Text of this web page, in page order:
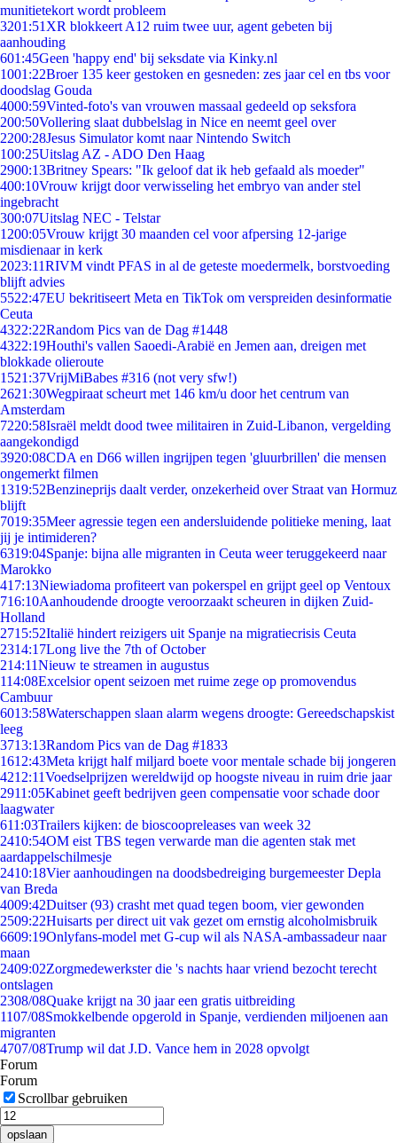
munitietekort wordt probleem
3201:51 XR blokkeert A12 ruim twee uur, agent gebeten bij
aanhouding
601:45Geen 'happy end' bij seksdate via Kinky.nl
1001:22Broer 135 keer gestoken en gesneden: zes jaar cel en tbs voor
doodslag Gouda
4000:59Vinted-foto's van vrouwen massaal gedeeld op seksfora
200:50Vollering slaat dubbelslag in Nice en neemt geel over
2200:28Jesus Simulator komt naar Nintendo Switch
100:25Uitslag AZ - ADO Den Haag
2900:13Britney Spears: "Ik geloof dat ik heb gefaald als moeder"
400:10Vrouw krijgt door verwisseling het embryo van ander stel
ingebracht
300:07Uitslag NEC - Telstar
1200:05Vrouw krijgt 30 maanden cel voor afpersing 12-jarige
misdienaar in kerk
2023:11RIVM vindt PFAS in al de geteste moedermelk, borstvoeding
blijft advies
5522:47EU bekritiseert Meta en TikTok om verspreiden desinformatie
Ceuta
4322:22Random Pics van de Dag #1448
4322:19Houthi's vallen Saoedi-Arabië en Jemen aan, dreigen met
blokkade olieroute
1521:37VrijMiBabes #316 (not very sfw!)
2621:30Wegpiraat scheurt met 146 km/u door het centrum van
Amsterdam
7220:58Israël meldt dood twee militairen in Zuid-Libanon, vergelding
aangekondigd
3920:08CDA en D66 willen ingrijpen tegen 'gluurbrillen' die mensen
ongemerkt filmen
1319:52Benzineprijs daalt verder, onzekerheid over Straat van Hormuz
blijft
7019:35Meer agressie tegen een andersluidende politieke mening, laat
jij je intimideren?
6319:04Spanje: bijna alle migranten in Ceuta weer teruggekeerd naar
Marokko
417:13Niewiadoma profiteert van pokerspel en grijpt geel op Ventoux
716:10Aanhoudende droogte veroorzaakt scheuren in dijken Zuid-
Holland
2715:52Italië hindert reizigers uit Spanje na migratiecrisis Ceuta
2314:17Long live the 7th of October
214:11Nieuw te streamen in augustus
114:08Excelsior opent seizoen met ruime zege op promovendus
Cambuur
6013:58Waterschappen slaan alarm wegens droogte: Gereedschapskist
leeg
3713:13Random Pics van de Dag #1833
1612:43Meta krijgt half miljard boete voor mentale schade bij jongeren
4212:11Voedselprijzen wereldwijd op hoogste niveau in ruim drie jaar
2911:05Kabinet geeft bedrijven geen compensatie voor schade door
laagwater
611:03Trailers kijken: de bioscoopreleases van week 32
2410:54OM eist TBS tegen verwarde man die agenten stak met
aardappelschilmesje
2410:18Vier aanhoudingen na doodsbedreiging burgemeester Depla
van Breda
4009:42Duitser (93) crasht met quad tegen boom, vier gewonden
2509:22Huisarts per direct uit vak gezet om ernstig alcoholmisbruik
6609:19Onlyfans-model met G-cup wil als NASA-ambassadeur naar
maan
2409:02Zorgmedewerkster die 's nachts haar vriend bezocht terecht
ontslagen
2308/08Quake krijgt na 30 jaar een gratis uitbreiding
1107/08Smokkelbende opgerold in Spanje, verdienden miljoenen aan
migranten
4707/08Trump wil dat J.D. Vance hem in 2028 opvolgt
Forum
Forum
Scrollbar gebruiken
opslaan